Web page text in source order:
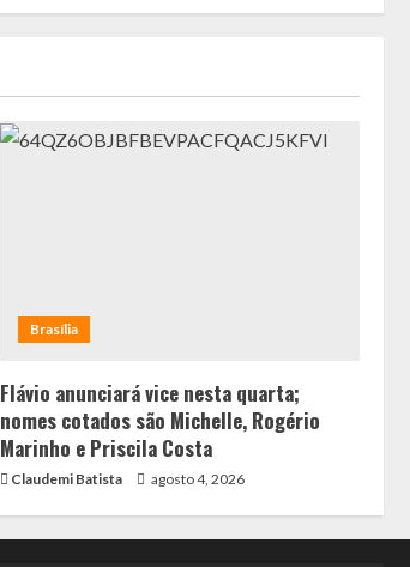
Brasília
Flávio anunciará vice nesta quarta;
nomes cotados são Michelle, Rogério
Marinho e Priscila Costa
Claudemi Batista agosto 4, 2026